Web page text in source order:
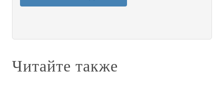
Читайте также